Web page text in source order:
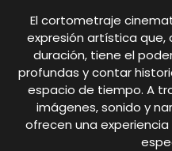
El cortometraje
expresión artística que,
duración, tiene el
profundas y contar
espacio de tiempo. A
imágenes, sonido y
ofrecen una